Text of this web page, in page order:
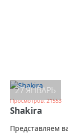
27 ЯНВАРЬ
Просмотров: 21553
Shakira
Представляем